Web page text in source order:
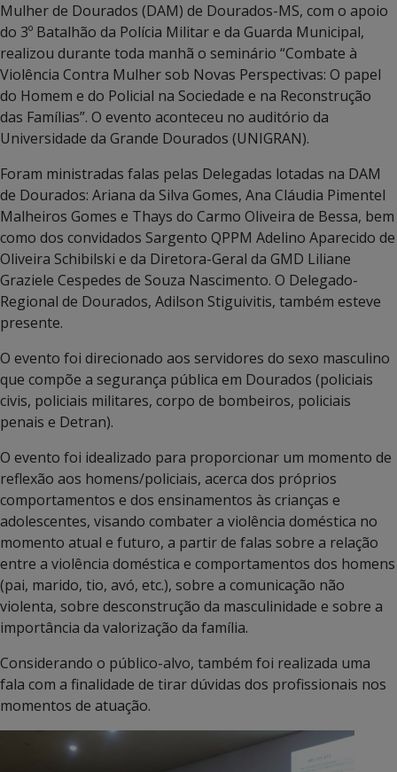
Mulher de Dourados (DAM) de Dourados-MS, com o apoio
do 3º Batalhão da Polícia Militar e da Guarda Municipal,
realizou durante toda manhã o seminário “Combate à
Violência Contra Mulher sob Novas Perspectivas: O papel
do Homem e do Policial na Sociedade e na Reconstrução
das Famílias”. O evento aconteceu no auditório da
Universidade da Grande Dourados (UNIGRAN).
Foram ministradas falas pelas Delegadas lotadas na DAM
de Dourados: Ariana da Silva Gomes, Ana Cláudia Pimentel
Malheiros Gomes e Thays do Carmo Oliveira de Bessa, bem
como dos convidados Sargento QPPM Adelino Aparecido de
Oliveira Schibilski e da Diretora-Geral da GMD Liliane
Graziele Cespedes de Souza Nascimento. O Delegado-
Regional de Dourados, Adilson Stiguivitis, também esteve
presente.
O evento foi direcionado aos servidores do sexo masculino
que compõe a segurança pública em Dourados (policiais
civis, policiais militares, corpo de bombeiros, policiais
penais e Detran).
O evento foi idealizado para proporcionar um momento de
reflexão aos homens/policiais, acerca dos próprios
comportamentos e dos ensinamentos às crianças e
adolescentes, visando combater a violência doméstica no
momento atual e futuro, a partir de falas sobre a relação
entre a violência doméstica e comportamentos dos homens
(pai, marido, tio, avó, etc.), sobre a comunicação não
violenta, sobre desconstrução da masculinidade e sobre a
importância da valorização da família.
Considerando o público-alvo, também foi realizada uma
fala com a finalidade de tirar dúvidas dos profissionais nos
momentos de atuação.